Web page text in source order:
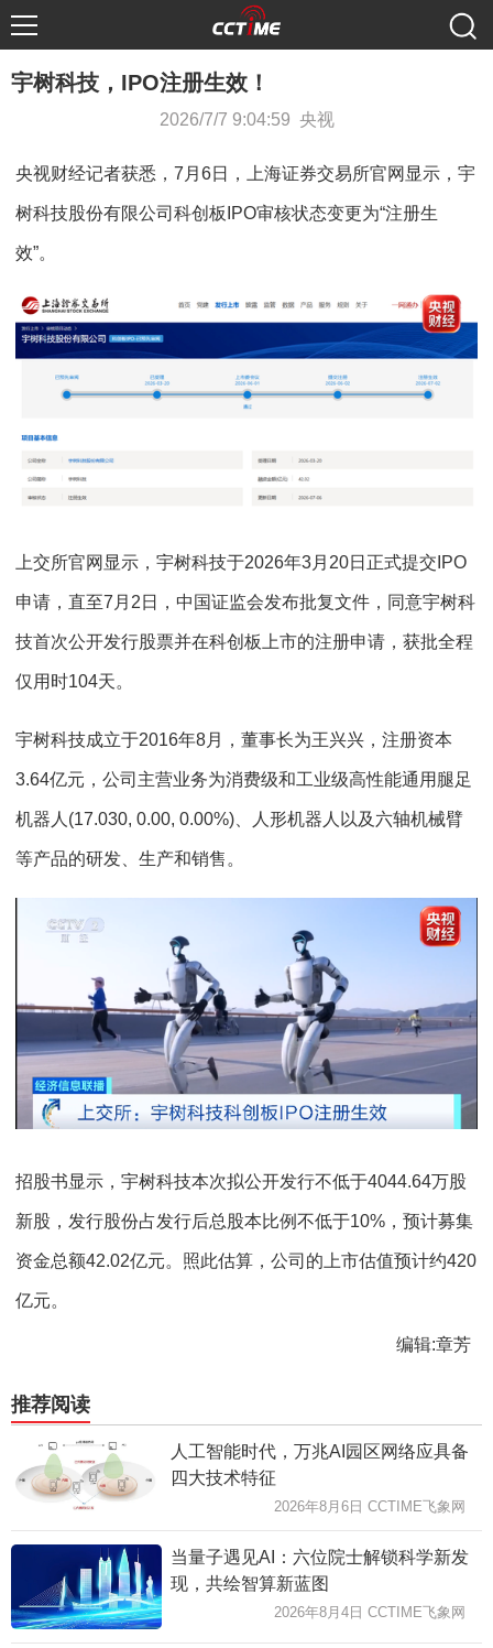
宇树科技，IPO注册生效！
2026/7/7 9:04:59 央视
央视财经记者获悉，7月6日，上海证券交易所官网显示，宇
树科技股份有限公司科创板IPO审核状态变更为“注册生
效”。
上交所官网显示，宇树科技于2026年3月20日正式提交IPO
申请，直至7月2日，中国证监会发布批复文件，同意宇树科
技首次公开发行股票并在科创板上市的注册申请，获批全程
仅用时104天。
宇树科技成立于2016年8月，董事长为王兴兴，注册资本
3.64亿元，公司主营业务为消费级和工业级高性能通用腿足
机器人(17.030, 0.00, 0.00%)、人形机器人以及六轴机械臂
等产品的研发、生产和销售。
招股书显示，宇树科技本次拟公开发行不低于4044.64万股
新股，发行股份占发行后总股本比例不低于10%，预计募集
资金总额42.02亿元。照此估算，公司的上市估值预计约420
亿元。
编辑:章芳
推荐阅读
人工智能时代，万兆AI园区网络应具备
四大技术特征
2026年8月6日 CCTIME飞象网
当量子遇见AI：六位院士解锁科学新发
现，共绘智算新蓝图
2026年8月4日 CCTIME飞象网